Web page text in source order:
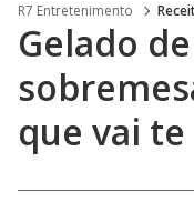
R7 Entretenimento
Gelado
que vai